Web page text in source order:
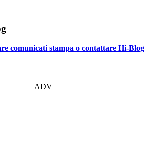
comunicati stampa o contattare Hi-Blog
ADV